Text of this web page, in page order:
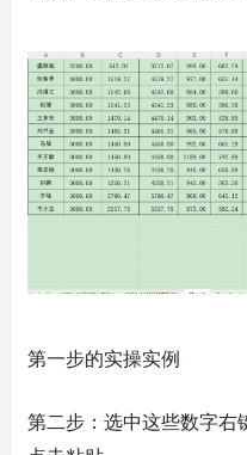
第一步的实操实例
第二步：选中这些数字右